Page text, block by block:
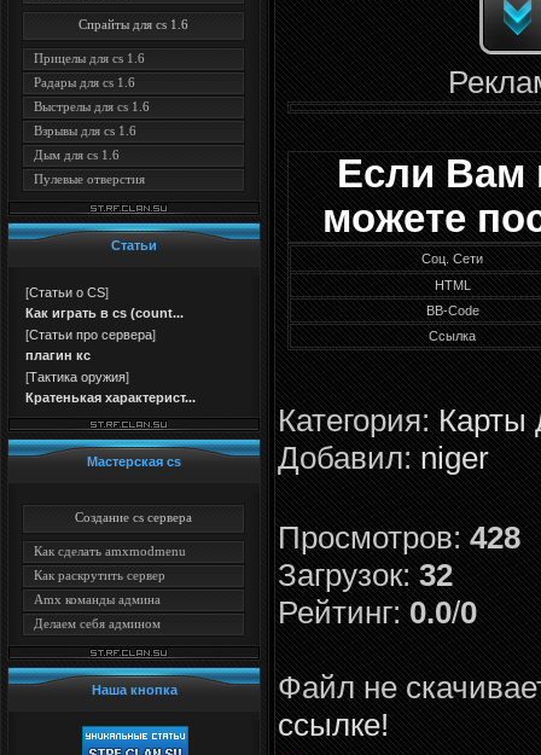
Спрайты для cs 1.6
Прицелы для cs 1.6
Радары для cs 1.6
Выстрелы для cs 1.6
Взрывы для cs 1.6
Дым для cs 1.6
Пулевые отверстия
Статьи
[Статьи о CS]
Как играть в cs (count...
[Статьи про сервера]
плагин кс
[Тактика оружия]
Кратенькая характерист...
Мастерская cs
Создание cs сервера
Как сделать amxmodmenu
Как раскрутить сервер
Amx команды админа
Делаем себя админом
Наша кнопка
Если Вам
можете
Соц. Сети
HTML
BB-Code
Ссылка
Категория:Карты
Добавил:niger
Просмотров:428
Загрузок:32
Рейтинг:0.0/0
Файл не
ссылке!